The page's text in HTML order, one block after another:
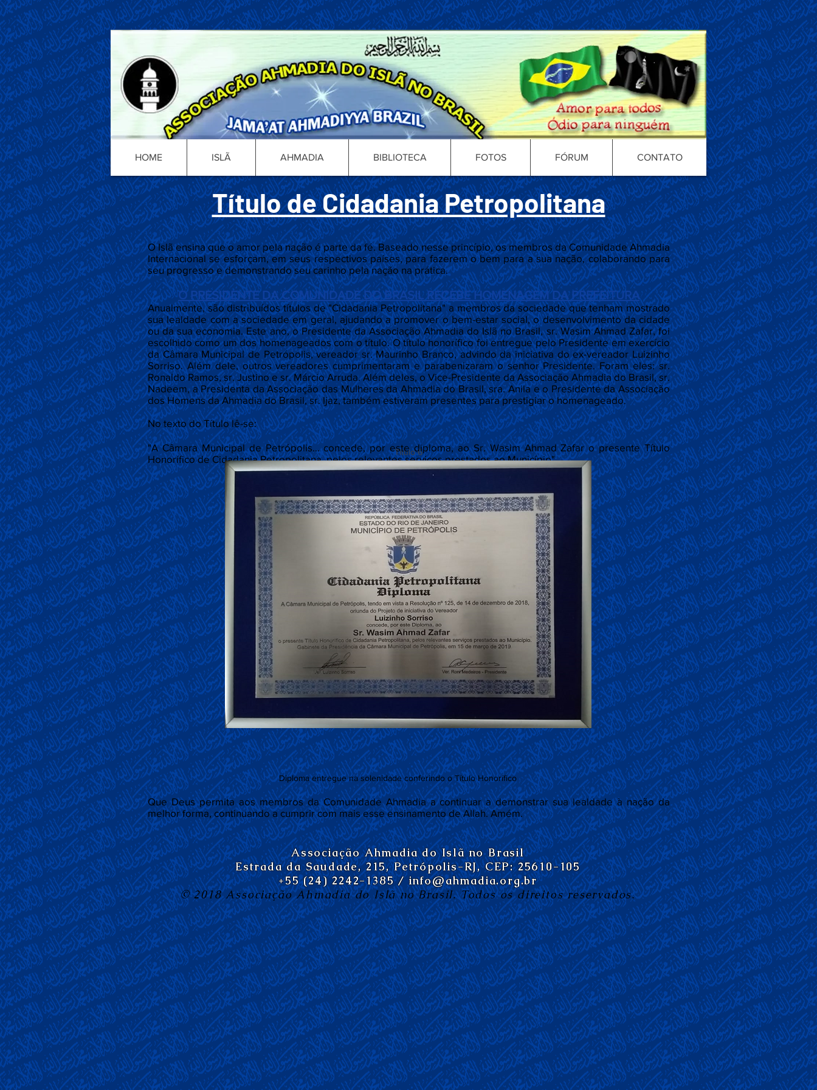
Título 6
HOME ISLÃ AHMADIA BIBLIOTECA FOTOS FÓRUM CONTATO
Título de Cidadania Petropolitana
O Islã ensina que o amor pela nação é parte da fé. Baseado nesse princípio, os membros da Comunidade Ahmadia
Internacional se esforçam, em seus respectivos países, para fazerem o bem para a sua nação, colaborando para
seu progresso e demonstrando seu carinho pela nação na prática.
O PRESIDENTE DA COMUNIDADE DO BRASIL RECEBE HOMENAGEM DA PREFEITURA
Anualmente, são distribuídos títulos de "Cidadania Petropolitana" a membros da sociedade que tenham mostrado
sua lealdade com a sociedade em geral, ajudando a promover o bem-estar social, o desenvolvimento da cidade
ou da sua economia. Este ano, o Presidente da Associação Ahmadia do Islã no Brasil, sr. Wasim Ahmad Zafar, foi
escolhido como um dos homenageados com o título. O título honorífico foi entregue pelo Presidente em exercício
da Câmara Municipal de Petrópolis, vereador sr. Maurinho Branco, advindo da iniciativa do ex-vereador Luizinho
Sorriso. Além dele, outros vereadores cumprimentaram e parabenizaram o senhor Presidente. Foram eles: sr.
Ronaldo Ramos, sr. Justino e sr. Márcio Arruda. Além deles, o Vice-Presidente da Associação Ahmadia do Brasil, sr.
Nadeem, a Presidenta da Associação das Mulheres da Ahmadia do Brasil, sra. Anila e o Presidente da Associação
dos Homens da Ahmadia do Brasil, sr. Ijaz, também estiveram presentes para prestigiar o homenageado.
No texto do Título lê-se:
"A Câmara Municipal de Petrópolis... concede, por este diploma, ao Sr. Wasim Ahmad Zafar o presente Título
Honorífico de Cidadania Petropolitana, pelos relevantes serviços prestados ao Município".
Diploma entregue na solenidade conferindo o Título Honorífico
Que Deus permita aos membros da Comunidade Ahmadia a continuar a demonstrar sua lealdade à nação da
melhor forma, continuando a cumprir com mais esse ensinamento de Allah. Amém.
Associação Ahmadia do Islã no Brasil
Estrada da Saudade, 215, Petrópolis-RJ, CEP: 25610-105
+55 (24) 2242-1385 /info@ahmadia.org.br
© 2018 Associação Ahmadia do Islã no Brasil. Todos os direitos reservados.